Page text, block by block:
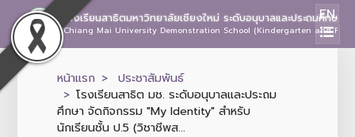
โรงเรียนสาธิตมหาวิทยาลัยเชียงใหม่ ระดับอนุบาลและประถมศึกษา
Chiang Mai University Demonstration School (Kindergarten and
EN
หน้าแรก
ประชาสัมพันธ์
โรงเรียนสาธิต มช. ระดับอนุบาลและประถม
ศึกษา จัดกิจกรรม "My Identity" สำหรับ
นักเรียนชั้น ป.5 (วิชาชีพส...